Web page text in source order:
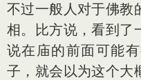
不过一般人对于佛教
相。比方说，看到了
说在庙的前面可能
子，就会以为这个大